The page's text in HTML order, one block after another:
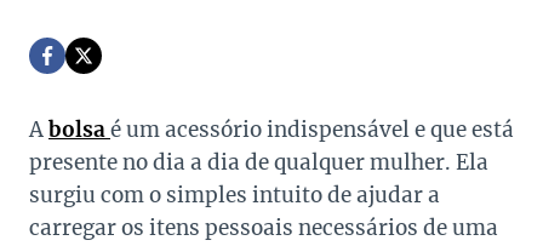
Abolsaé um acessório indispensável e que está
presente no dia a dia de qualquer mulher. Ela
surgiu com o simples intuito de ajudar a
carregar os itens pessoais necessários de uma